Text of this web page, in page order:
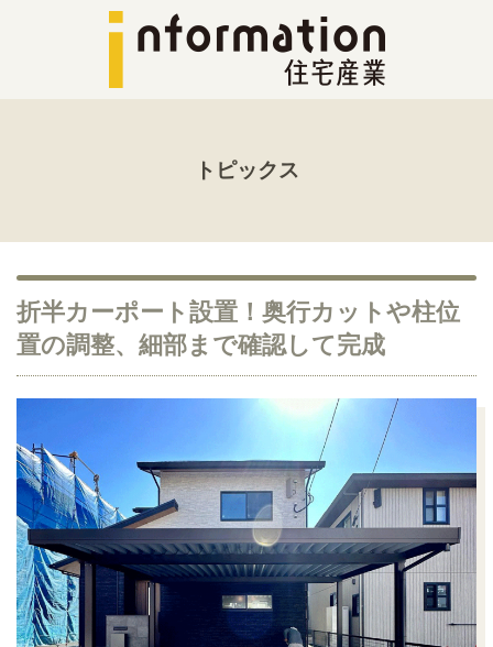
トピックス
折半カーポート設置！奥行カットや柱位
置の調整、細部まで確認して完成